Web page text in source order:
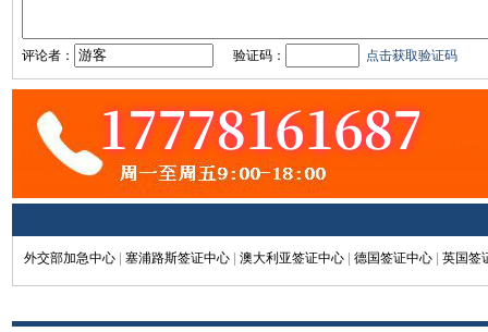
评论者： 验证码： 点击获取验证码
外交部加急中心 塞浦路斯签证中心 澳大利亚签证中心 德国签证中心 英国签